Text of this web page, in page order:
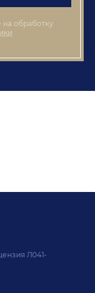
обработку
Л041-